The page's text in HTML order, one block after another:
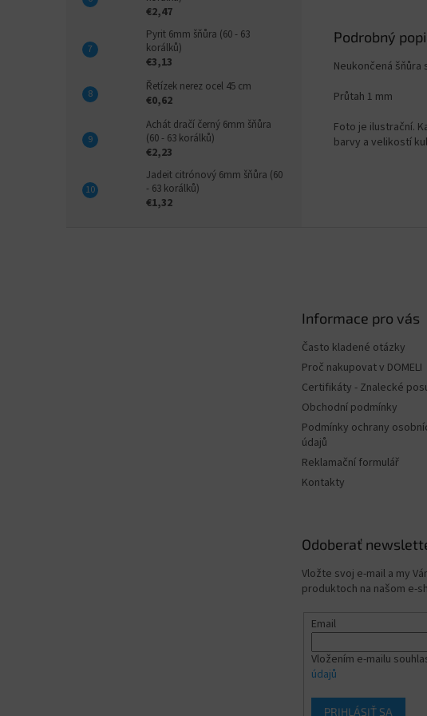
€2,47
Pyrit 6mm šňůra (60 - 63
korálků)
€3,13
Řetízek nerez ocel 45 cm
€0,62
Achát dračí černý 6mm šňůra
(60 - 63 korálků)
€2,23
Jadeit citrónový 6mm šňůra (60
- 63 korálků)
€1,32
Podrobný
Neukončená šňůra
Průtah 1 mm
Foto je ilustrační.
barvy a velikostí
Informace pro vás
Často kladené otázky
Proč nakupovat v DOMELI
Certifikáty - Znalecké
Obchodní podmínky
Podmínky ochrany
údajů
Reklamační formulář
Kontakty
Odoberať
Vložte svoj e-mail a my
produktoch na našom e-
Email
Vložením e-mailu
údajů
PRIHLÁSIŤ SA